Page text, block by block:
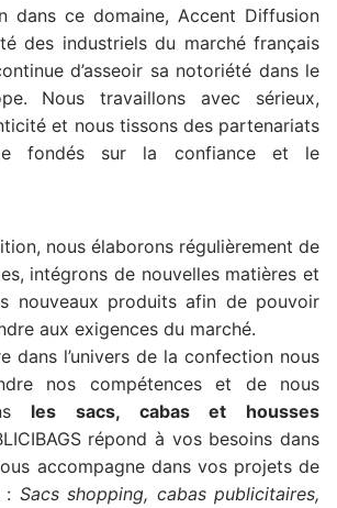
dans ce domaine, Accent Diffusion
des industriels du marché français
d’asseoir sa notoriété dans le
Nous travaillons avec sérieux,
et nous tissons des partenariats
fondés sur la confiance et le
nous élaborons régulièrement de
intégrons de nouvelles matières et
nouveaux produits afin de pouvoir
aux exigences du marché.
dans l’univers de la confection nous
nos compétences et de nous
les sacs, cabas et housses
répond à vos besoins dans
accompagne dans vos projets de
: Sacs shopping, cabas publicitaires,